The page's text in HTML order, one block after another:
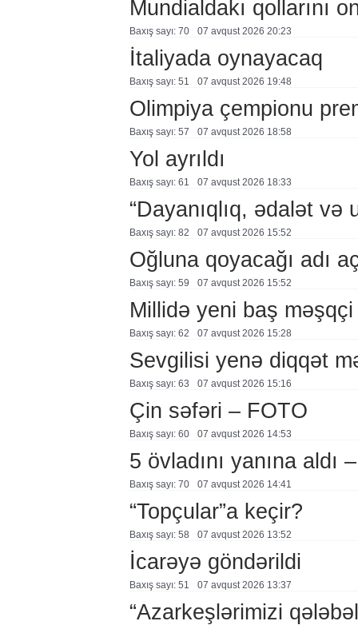
Mundialdakı qollarını
Baxış sayı: 70 07 avqust 2026 20:23
İtaliyada oynayacaq
Baxış sayı: 51 07 avqust 2026 19:48
Olimpiya çempionu
Baxış sayı: 57 07 avqust 2026 18:58
Yol ayrıldı
Baxış sayı: 61 07 avqust 2026 18:33
“Dayanıqlıq, ədalət
Baxış sayı: 82 07 avqust 2026 15:52
Oğluna qoyacağı adı
Baxış sayı: 59 07 avqust 2026 15:52
Millidə yeni baş məşqçi
Baxış sayı: 62 07 avqust 2026 15:28
Sevgilisi yenə diqqət
Baxış sayı: 63 07 avqust 2026 15:16
Çin səfəri – FOTO
Baxış sayı: 60 07 avqust 2026 14:53
5 övladını yanına aldı
Baxış sayı: 70 07 avqust 2026 14:41
“Topçular”a keçir?
Baxış sayı: 58 07 avqust 2026 13:52
İcarəyə göndərildi
Baxış sayı: 51 07 avqust 2026 13:37
“Azarkeşlərimizi